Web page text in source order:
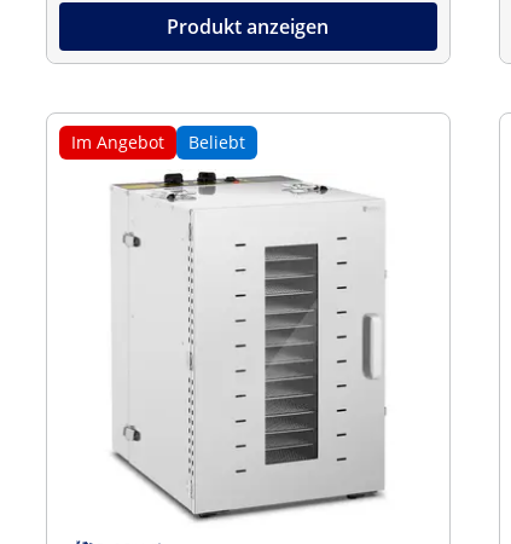
Produkt anzeigen
Im Angebot Beliebt